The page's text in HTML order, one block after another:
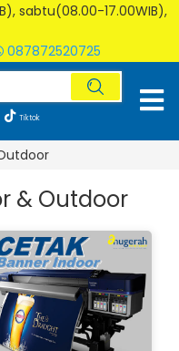
sabtu(08.00-17.00WIB),
087872520725
Tiktok
& Outdoor